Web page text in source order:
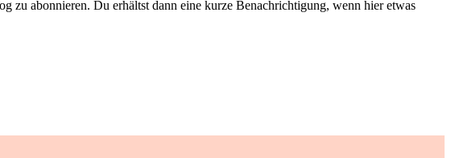
zu abonnieren. Du erhältst dann eine kurze Benachrichtigung, wenn hier etwas